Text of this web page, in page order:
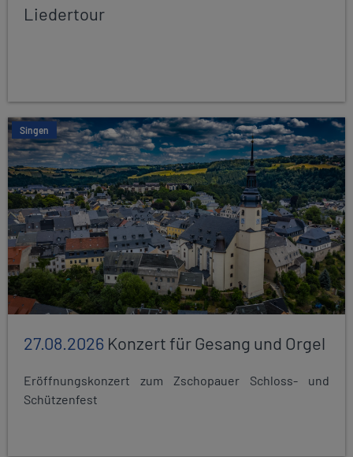
Liedertour
Singen
27.08.2026 Konzert für Gesang und Orgel
Eröffnungskonzert zum Zschopauer Schloss- und
Schützenfest